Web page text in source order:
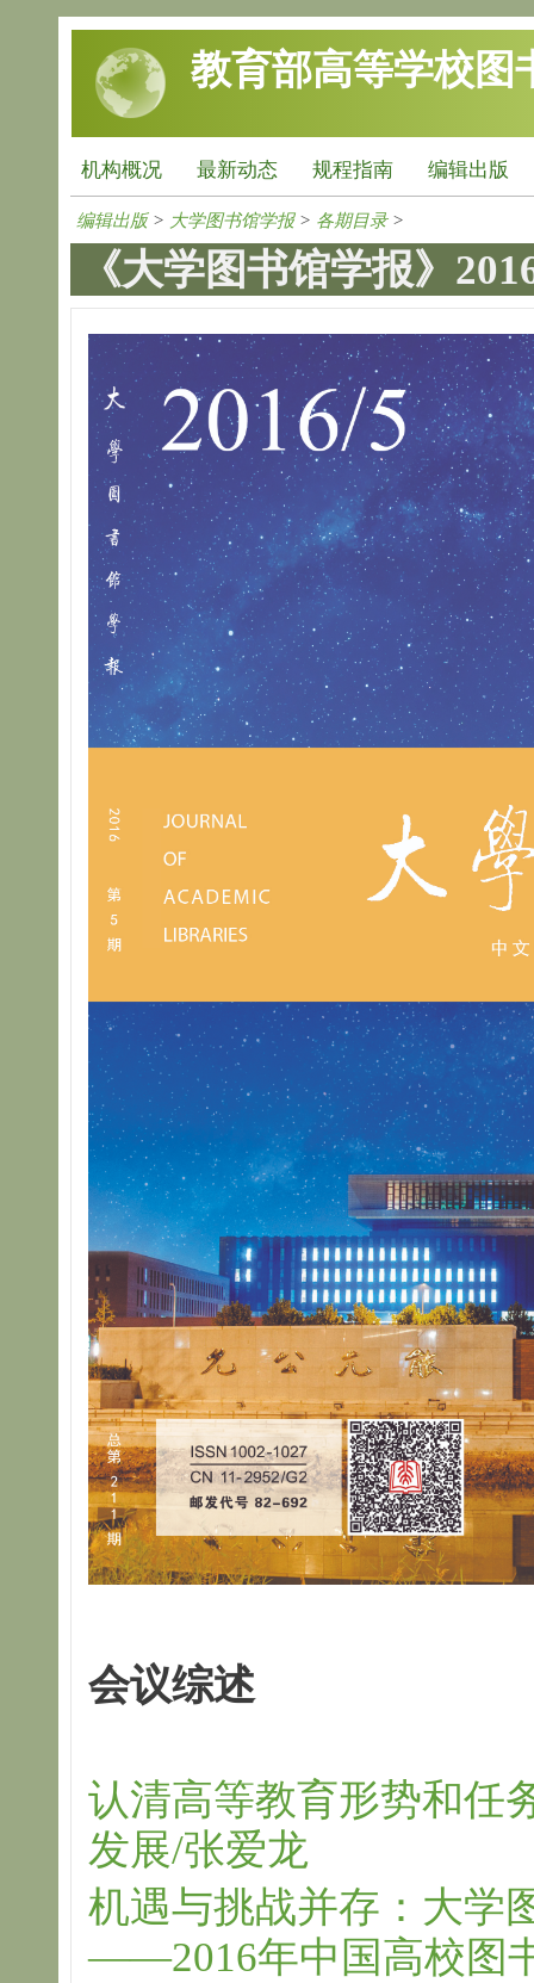
跳转到主要内容
教育部高等学校图
机构概况 最新动态 规程指南 编辑出版
编辑出版> 大学图书馆学报> 各期目录>
《大学图书馆学报》
会议综述
认清高等教育形势和任
发展/张爱龙
机遇与挑战并存：大学
——2016年中国高校图